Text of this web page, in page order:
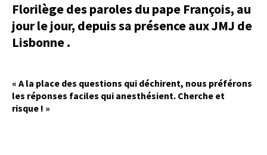
Florilège des paroles du pape François, au
jour le jour, depuis sa présence aux JMJ de
Lisbonne .
« A la place des questions qui déchirent, nous préférons
les réponses faciles qui anesthésient. Cherche et
risque ! »